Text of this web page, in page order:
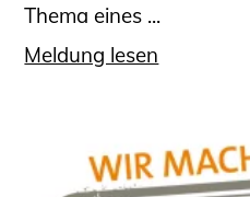
Thema eines ...
Meldung lesen